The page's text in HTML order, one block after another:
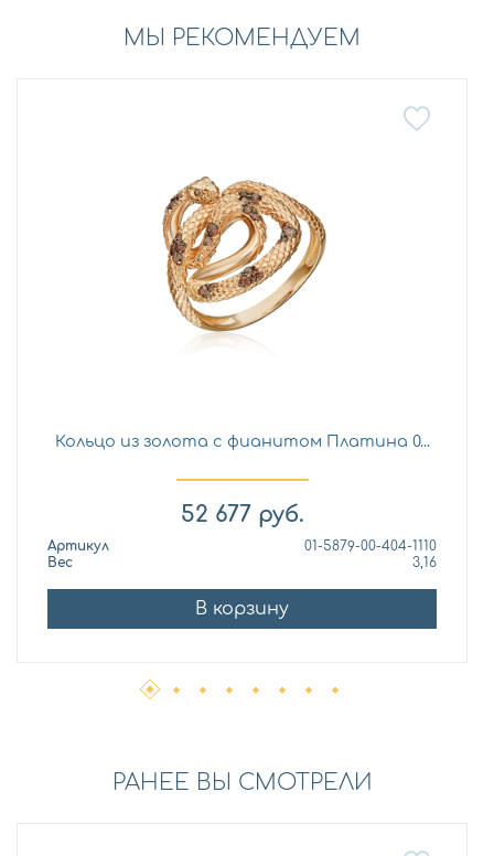
МЫ РЕКОМЕНДУЕМ
Кольцо из золота с фианитом Платина 0...
52 677 руб.
Артикул
01-5879-00-404-1110
Вес
3,16
В корзину
РАНЕЕ ВЫ СМОТРЕЛИ